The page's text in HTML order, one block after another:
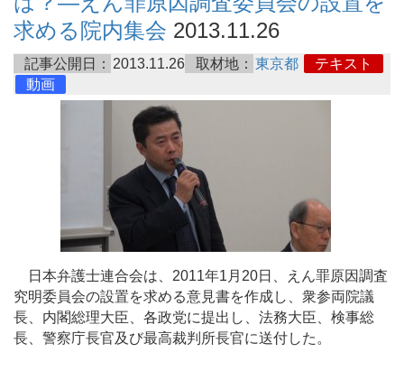
求める院内集会 2013.11.26
記事公開日： 2013.11.26 取材地： 東京都
テキスト
動画
日本弁護士連合会は、2011年1月20日、えん罪原因調査
究明委員会の設置を求める意見書を作成し、衆参両院議
長、内閣総理大臣、各政党に提出し、法務大臣、検事総
長、警察庁長官及び最高裁判所長官に送付した。